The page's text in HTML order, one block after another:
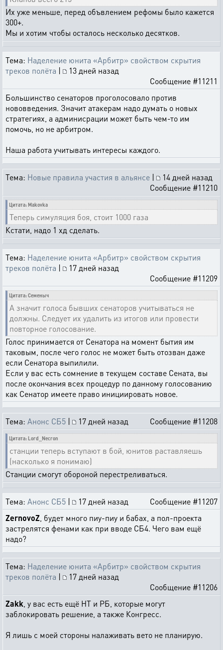
Их уже меньше, перед объвлением рефомы было кажется
300+.
Мы и хотим чтобы осталось несколько десятков.
Тема: Наделение юнита «Арбитр» свойством скрытия
треков полёта |
13 дней назад
Сообщение #11211
Большинство сенаторов проголосовало против
нововведения. Значит атакерам надо думать о новых
стратегиях, а админисрации может быть чем-то им
помочь, но не арбитром.
Наша работа учитывать интересы каждого.
Тема: Новые правила участия в альянсе |
14 дней назад
Сообщение #11210
Цитата: Makovka
Теперь симуляция боя, стоит 1000 газа
Кстати, надо 1 хд сделать.
Тема: Наделение юнита «Арбитр» свойством скрытия
треков полёта |
17 дней назад
Сообщение #11209
Цитата: Семеныч
А значит голоса бывших сенаторов учитываться не
должны. Следует их удалить из итогов или провести
повторное голосование.
Голос принимается от Сенатора на момент бытия им
таковым, после чего голос не может быть отозван даже
если Сенатора выпилили.
Если у вас есть сомнение в текущем составе Сената, вы
после окончания всех процедур по данному голосованию
как Сенатор имеете право инициировать новое.
Тема: Анонс СБ5 | 17 дней назад Сообщение #11208
Цитата: Lord_Necron
станции теперь вступают в бой, юнитов раставляешь
(насколько я понимаю)
Станции смогут обороной перестреливаться.
Тема: Анонс СБ5 | 17 дней назад
Сообщение #11207
ZernovoZ , будет много пиу-пиу и бабах, а пол-проекта
застрелятся фенами как при вводе СБ4. Чего вам ещё
надо?
Тема: Наделение юнита «Арбитр» свойством скрытия
треков полёта |
17 дней назад
Сообщение #11206
Zakk , у вас есть ещё НТ и РБ, которые могут
заблокировать решение, а также Конгресс.
Я лишь с моей стороны налаживать вето не планирую.